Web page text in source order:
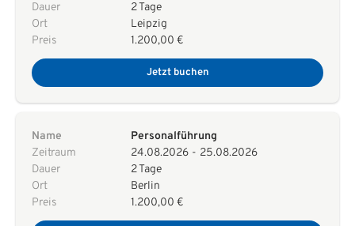
Dauer
2 Tage
Ort
Leipzig
Preis
1.200,00 €
Jetzt buchen
Name
Personalführung
Zeitraum
24.08.2026 - 25.08.2026
Dauer
2 Tage
Ort
Berlin
Preis
1.200,00 €